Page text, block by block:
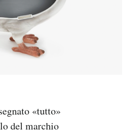
«tutto»
del marchio